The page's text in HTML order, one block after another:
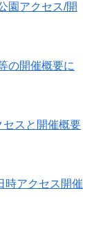
園アクセス/開
の開催概要に
スと開催概要
時アクセス開催